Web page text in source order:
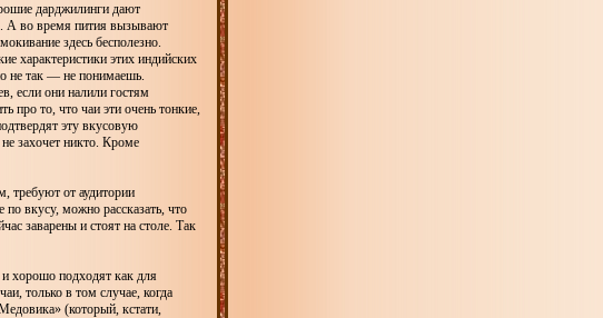
дарджилинги дают
А во время пития вызывают
здесь бесполезно.
характеристики этих индийских
не так — не понимаешь.
если они налили гостям
про то, что чаи эти очень тонкие,
эту вкусовую
захочет никто. Кроме
требуют от аудитории
вкусу, можно рассказать, что
заварены и стоят на столе. Так
хорошо подходят как для
только в том случае, когда
(который, кстати,